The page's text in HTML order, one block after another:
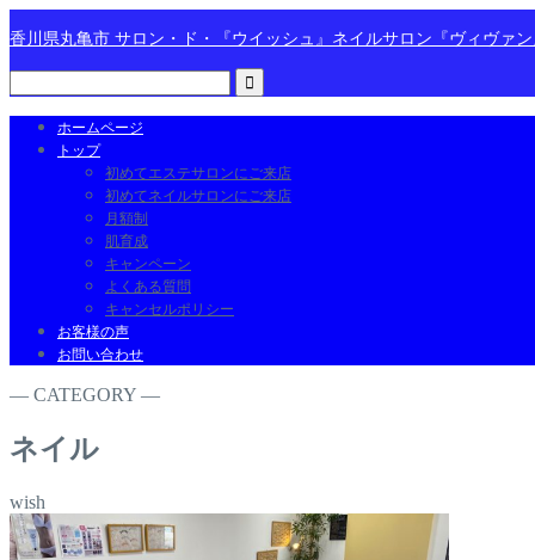
香川県丸亀市 サロン・ド・『ウイッシュ』ネイルサロン『ヴィヴァ
ホームページ
トップ
初めてエステサロンにご来店
初めてネイルサロンにご来店
月額制
肌育成
キャンペーン
よくある質問
キャンセルポリシー
お客様の声
お問い合わせ
― CATEGORY ―
ネイル
wish